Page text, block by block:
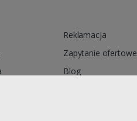
Reklamacja
Zapytanie ofertowe
Blog